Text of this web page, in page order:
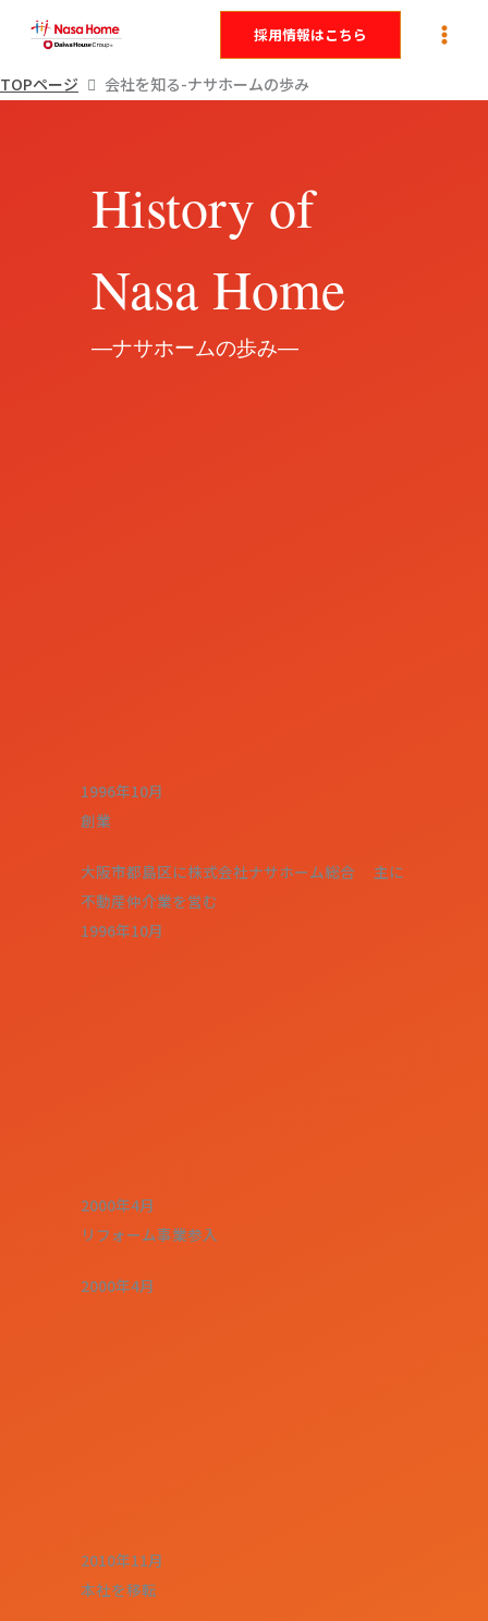
ス
採用情報はこちら
TOPページ 会社を知る-ナサホームの歩み
History of
Nasa Home
―ナサホームの歩み―
1996年10月
創業
大阪市都島区に株式会社ナサホーム総合 主に
不動産仲介業を営む
1996年10月
2000年4月
リフォーム事業参入
2000年4月
2010年11月
本社を移転